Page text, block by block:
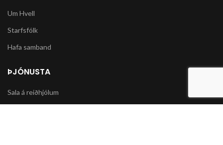
Um Hvell
Starfsfólk
Hafa samband
ÞJÓNUSTA
Sala á reiðhjólum